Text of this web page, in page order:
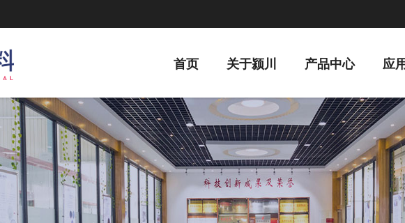
首页 关于颍川 产品中心 应